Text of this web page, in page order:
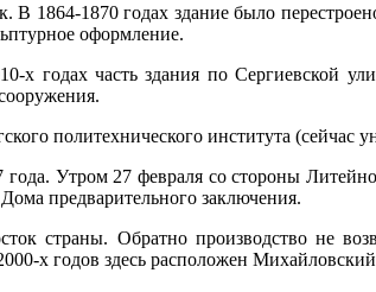
1864-1870 годах здание было
оформление.
годах часть здания по Сергиевской
политехнического института (сейчас
года. Утром 27 февраля со стороны
предварительного заключения.
страны. Обратно производство не
х годов здесь расположен